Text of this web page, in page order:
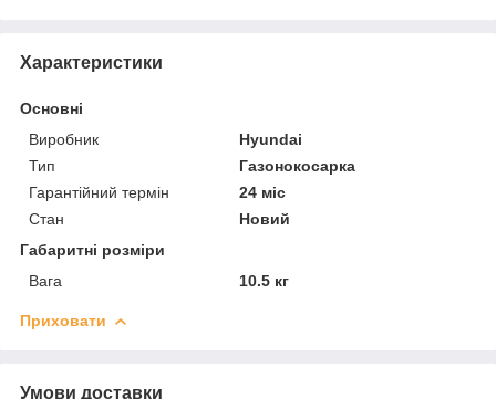
Характеристики
Основні
Виробник
Hyundai
Тип
Газонокосарка
Гарантійний термін
24 міс
Стан
Новий
Габаритні розміри
Вага
10.5 кг
Приховати
Умови доставки